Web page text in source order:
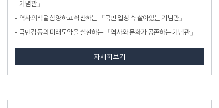
기념관」
역사의식을 함양하고 확산하는 「국민 일상 속 살아있는 기념관」
국민감동의 미래도약을 실현하는 「역사와 문화가 공존하는 기념관」
자세히보기